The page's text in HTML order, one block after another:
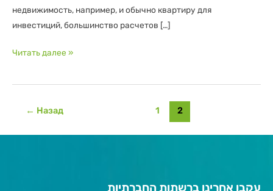
недвижимость, например, и обычно квартиру для
инвестиций, большинство расчетов […]
Читать далее »
← Назад 1 2
עקבו אחרינו ברשתות החברתיות